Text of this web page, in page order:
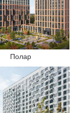
Полар